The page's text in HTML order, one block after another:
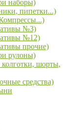
наборы)
пипетки...)
№3)
№12)
прочие)
рулоны)
шорты,
средства)